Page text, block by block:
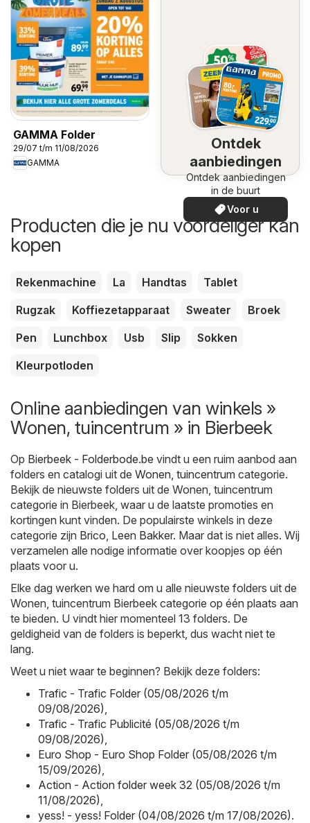
GAMMA Folder
29/07 t/m 11/08/2026
GAMMA
Ontdek
aanbiedingen
Ontdek aanbiedingen
in de buurt
Voor u
Producten die je nu voordeliger kan
kopen
Rekenmachine La Handtas
Tablet
Rugzak
Koffiezetapparaat Sweater
Broek
Pen
Lunchbox Usb Slip
Sokken
Kleurpotloden
Online aanbiedingen van winkels »
Wonen, tuincentrum » in Bierbeek
Op Bierbeek - Folderbode.be vindt u een ruim aanbod aan
folders en catalogi uit de Wonen, tuincentrum categorie.
Bekijk de nieuwste folders uit de Wonen, tuincentrum
categorie in Bierbeek, waar u de laatste promoties en
kortingen kunt vinden. De populairste winkels in deze
categorie zijn Brico Leen Bakker. Maar dat is niet alles. Wij
verzamelen alle nodige informatie over koopjes op één
plaats voor u.
Elke dag werken we hard om u alle nieuwste folders uit de
Wonen, tuincentrum Bierbeek categorie op één plaats aan
te bieden. U vindt hier momenteel 13 folders. De
geldigheid van de folders is beperkt, dus wacht niet te
lang.
Weet u niet waar te beginnen? Bekijk deze folders:
Trafic - Trafic Folder (05/08/2026 t/m
09/08/2026)
Trafic - Trafic Publicité (05/08/2026 t/m
09/08/2026)
Euro Shop - Euro Shop Folder (05/08/2026 t/m
15/09/2026)
Action - Action folder week 32 (05/08/2026 t/m
11/08/2026)
yess! - yess! Folder (04/08/2026 t/m 17/08/2026).